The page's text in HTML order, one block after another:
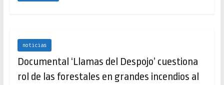
noticias
Documental ‘Llamas del Despojo’ cuestiona
rol de las forestales en grandes incendios al